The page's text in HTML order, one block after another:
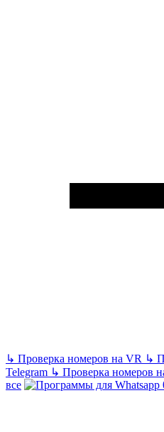
↳ Проверка номеров на VR ↳
Telegram ↳ Проверка номеров
все